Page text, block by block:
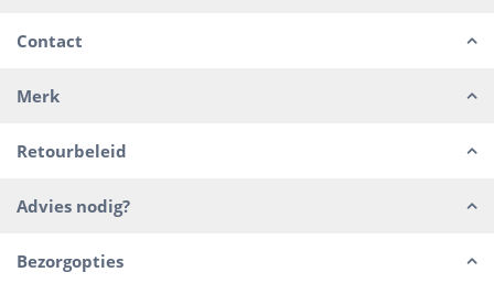
Contact
Merk
Retourbeleid
Advies nodig?
Bezorgopties